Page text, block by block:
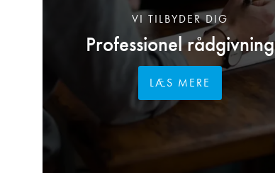
Professionel rådgivning
VI TILBYDER DIG
LÆS MERE